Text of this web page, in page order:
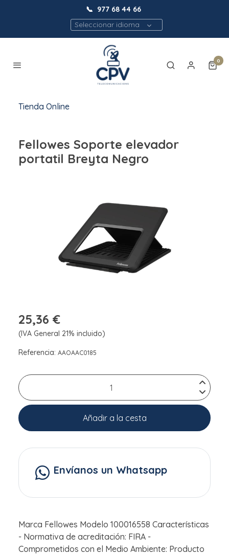
📞 977 68 44 66
Seleccionar idioma
0
Tienda Online
Fellowes Soporte elevador
portatil Breyta Negro
25,36 €
(IVA General 21% incluido)
Referencia: AAOAAC0185
Añadir a la cesta
Envíanos un Whatsapp
Marca Fellowes Modelo 100016558 Características
- Normativa de acreditación: FIRA -
Comprometidos con el Medio Ambiente: Producto